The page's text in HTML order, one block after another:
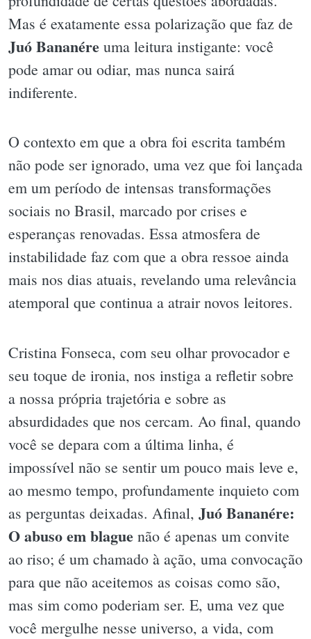
Mas é exatamente essa polarização que faz de
Juó Bananére uma leitura instigante: você
pode amar ou odiar, mas nunca sairá
indiferente.
O contexto em que a obra foi escrita também
não pode ser ignorado, uma vez que foi lançada
em um período de intensas transformações
sociais no Brasil, marcado por crises e
esperanças renovadas. Essa atmosfera de
instabilidade faz com que a obra ressoe ainda
mais nos dias atuais, revelando uma relevância
atemporal que continua a atrair novos leitores.
Cristina Fonseca, com seu olhar provocador e
seu toque de ironia, nos instiga a refletir sobre
a nossa própria trajetória e sobre as
absurdidades que nos cercam. Ao final, quando
você se depara com a última linha, é
impossível não se sentir um pouco mais leve e,
ao mesmo tempo, profundamente inquieto com
as perguntas deixadas. Afinal, Juó Bananére:
O abuso em blague não é apenas um convite
ao riso; é um chamado à ação, uma convocação
para que não aceitemos as coisas como são,
mas sim como poderiam ser. E, uma vez que
você mergulhe nesse universo, a vida, com